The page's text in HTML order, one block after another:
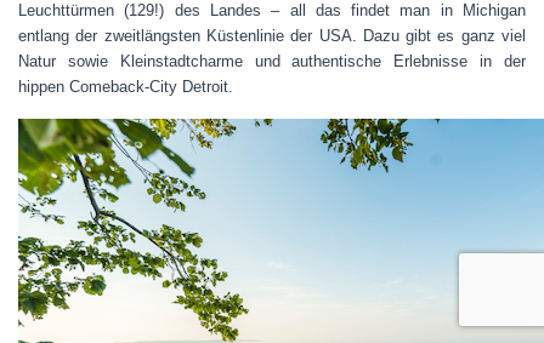
Leuchttürmen (129!) des Landes – all das findet man in Michigan
entlang der zweitlängsten Küstenlinie der USA. Dazu gibt es ganz viel
Natur sowie Kleinstadtcharme und authentische Erlebnisse in der
hippen Comeback-City Detroit.